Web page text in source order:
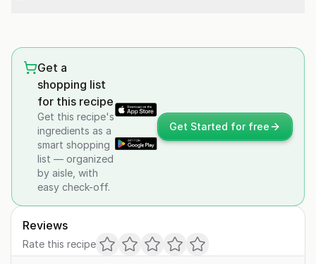
Get a
shopping list
for this recipe
Get this recipe's
ingredients as a
smart shopping
list — organized
by aisle, with
easy check-off.
Get Started for free
Reviews
Rate this recipe